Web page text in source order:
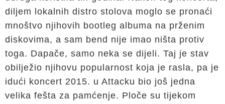
diljem lokalnih distro stolova moglo se pronaći
mnoštvo njihovih bootleg albuma na prženim
diskovima, a sam bend nije imao ništa protiv
toga. Dapače, samo neka se dijeli. Taj je stav
obilježio njihovu popularnost koja je rasla, pa je
idući koncert 2015. u Attacku bio još jedna
velika fešta za pamćenje. Ploče su tijekom